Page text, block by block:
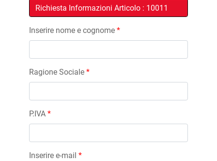
Inserire nome e cognome *
Ragione Sociale *
P.IVA *
Inserire e-mail *